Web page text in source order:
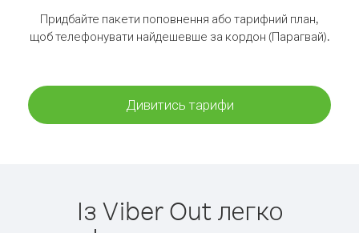
Придбайте пакети поповнення або тарифний план,
щоб телефонувати найдешевше за кордон (Парагвай).
Дивитись тарифи
Із Viber Out легко